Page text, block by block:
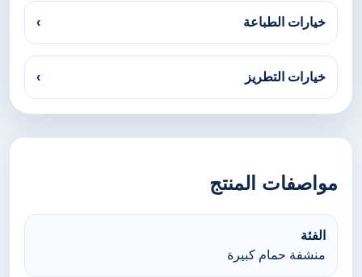
خيارات الطباعة ›
خيارات التطريز ›
مواصفات المنتج
الفئة
منشفة حمام كبيرة